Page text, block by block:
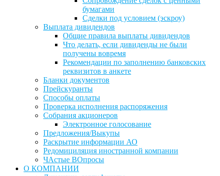
бумагами
Сделки под условием (эскроу)
Выплата дивидендов
Общие правила выплаты дивидендов
Что делать, если дивиденды не были
получены вовремя
Рекомендации по заполнению банковских
реквизитов в анкете
Бланки документов
Прейскуранты
Способы оплаты
Проверка исполнения распоряжения
Собрания акционеров
Электронное голосование
Предложения/Выкупы
Раскрытие информации АО
Редомициляция иностранной компании
ЧАстые ВОпросы
О КОМПАНИИ